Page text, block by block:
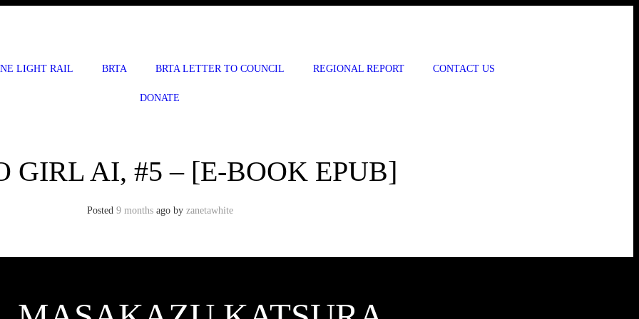
LIGHT RAIL BRTA BRTA LETTER TO COUNCIL REGIONAL REPORT CONTACT US
DONATE
GIRL AI, #5 – [E-BOOK EPUB]
Posted 9 monthsago by zanetawhite